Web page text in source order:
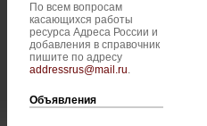
По всем вопросам
касающихся работы
ресурса Адреса России и
добавления в справочник
пишите по адресу
addressrus@mail.ru.
Объявления